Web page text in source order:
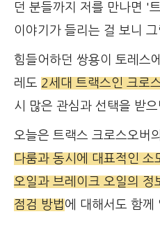
던 분들까지 저를 만나면 '
이야기가 들리는 걸 보니 그
힘들어하던 쌍용이 토레스
레도 2세대 트랙스인 크로
시 많은 관심과 선택을 받으
오늘은 트랙스 크로스오버의
다룸과 동시에 대표적인 소
오일과 브레이크 오일의 정
점검 방법 에 대해서도 함께